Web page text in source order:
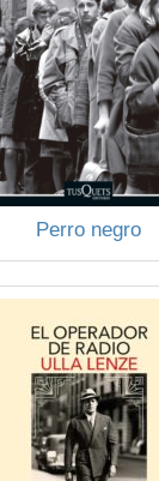
Perro negro